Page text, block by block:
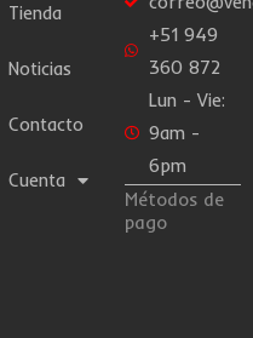
Tienda
Noticias
Contacto
Cuenta
+51 949
360 872
Lun - Vie:
9am -
6pm
Métodos de
pago